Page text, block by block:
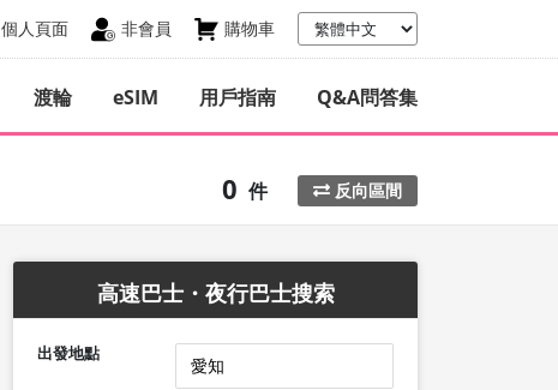
個人頁面 非會員 購物車
渡輪 eSIM 用戶指南 Q&A問答集
0 件 反向區間
高速巴士・夜行巴士搜索
出發地點